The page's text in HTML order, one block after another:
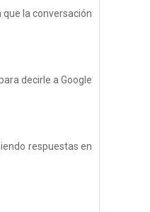
la conversación
decirle a Google
respuestas en